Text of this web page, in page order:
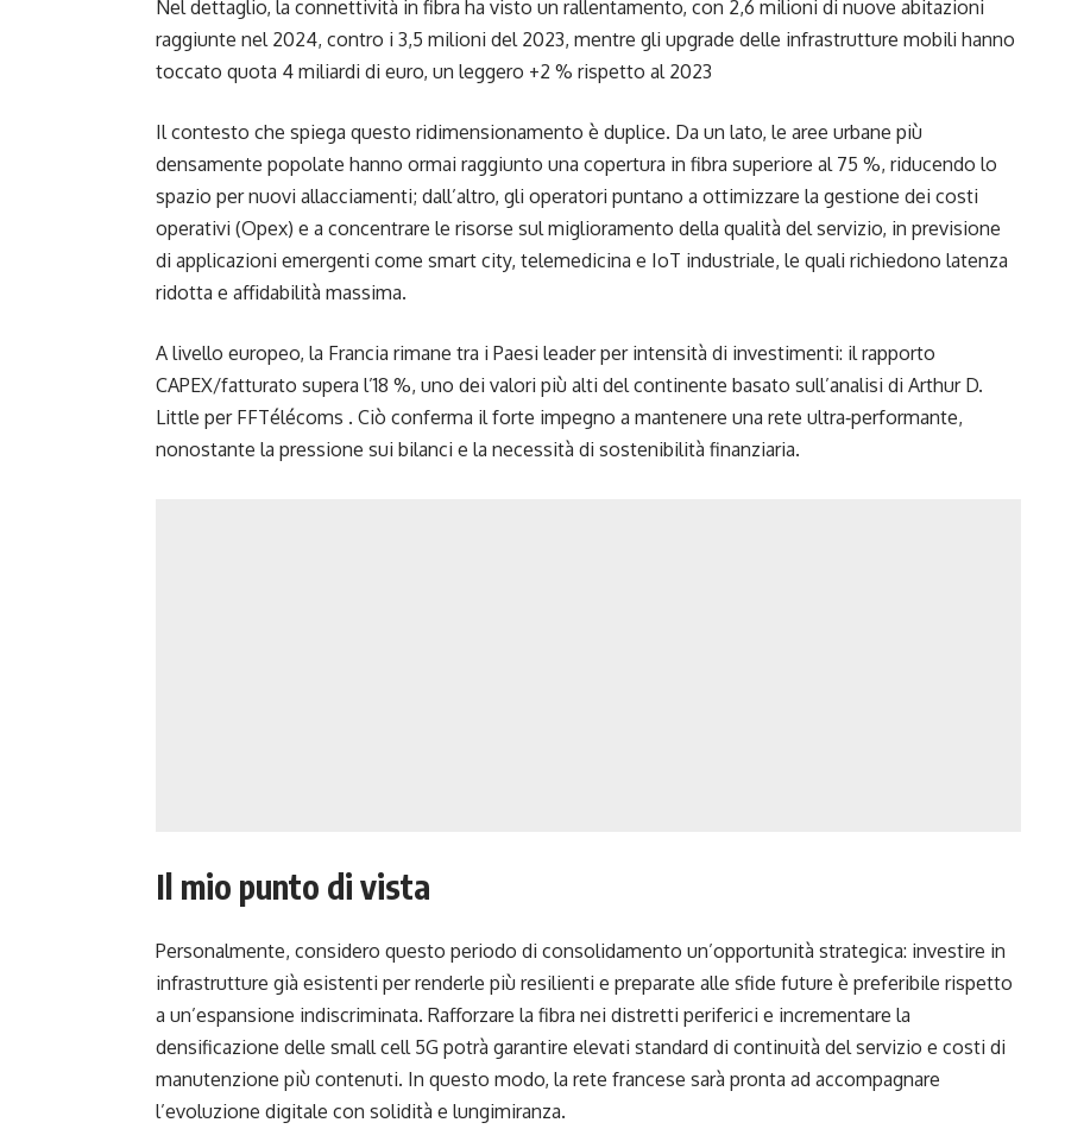
Nel dettaglio, la connettività in fibra ha visto un rallentamento, con 2,6 milioni di nuove abitazioni
raggiunte nel 2024, contro i 3,5 milioni del 2023, mentre gli upgrade delle infrastrutture mobili hanno
toccato quota 4 miliardi di euro, un leggero +2 % rispetto al 2023
Il contesto che spiega questo ridimensionamento è duplice. Da un lato, le aree urbane più
densamente popolate hanno ormai raggiunto una copertura in fibra superiore al 75 %, riducendo lo
spazio per nuovi allacciamenti; dall’altro, gli operatori puntano a ottimizzare la gestione dei costi
operativi (Opex) e a concentrare le risorse sul miglioramento della qualità del servizio, in previsione
di applicazioni emergenti come smart city, telemedicina e IoT industriale, le quali richiedono latenza
ridotta e affidabilità massima.
A livello europeo, la Francia rimane tra i Paesi leader per intensità di investimenti: il rapporto
CAPEX/fatturato supera l’18 %, uno dei valori più alti del continente basato sull’analisi di Arthur D.
Little per FFTélécoms . Ciò conferma il forte impegno a mantenere una rete ultra‐performante,
nonostante la pressione sui bilanci e la necessità di sostenibilità finanziaria.
Il mio punto di vista
Personalmente, considero questo periodo di consolidamento un’opportunità strategica: investire in
infrastrutture già esistenti per renderle più resilienti e preparate alle sfide future è preferibile rispetto
a un’espansione indiscriminata. Rafforzare la fibra nei distretti periferici e incrementare la
densificazione delle small cell 5G potrà garantire elevati standard di continuità del servizio e costi di
manutenzione più contenuti. In questo modo, la rete francese sarà pronta ad accompagnare
l’evoluzione digitale con solidità e lungimiranza.